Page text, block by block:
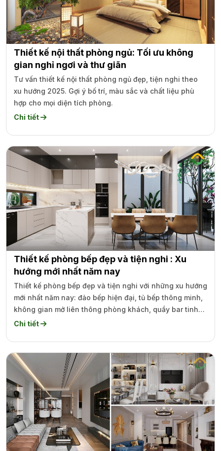
Thiết kế nội thất phòng ngủ: Tối ưu không
gian nghỉ ngơi và thư giãn
Tư vấn thiết kế nội thất phòng ngủ đẹp, tiện nghi theo
xu hướng 2025. Gợi ý bố trí, màu sắc và chất liệu phù
hợp cho mọi diện tích phòng.
Chi tiết
Thiết kế phòng bếp đẹp và tiện nghi : Xu
hướng mới nhất năm nay
Thiết kế phòng bếp đẹp và tiện nghi với những xu hướng
mới nhất năm nay: đảo bếp hiện đại, tủ bếp thông minh,
không gian mở liên thông phòng khách, quầy bar tinh
tế.
Chi tiết